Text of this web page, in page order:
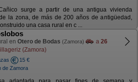
surge a partir de una antigua vivienda
la zona, de más de 200 años de antigüedad,
una casa rural en c ...
en Otero de Bodas (Zamora) a 26
(Zamora)
15 €
de Zamora